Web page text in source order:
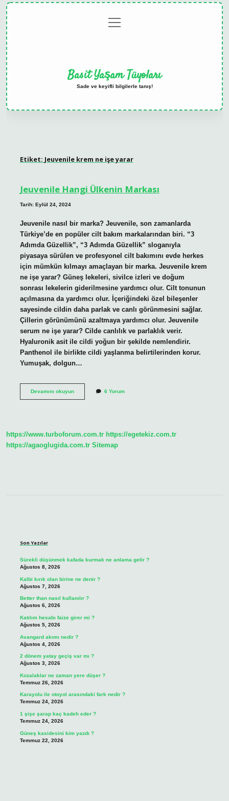
menüyü
aç
Basit Yaşam Tüyoları
Sade ve keyifli bilgilerle tanış!
Etiket: Jeuvenile krem ne işe yarar
Jeuvenile Hangi Ülkenin Markası
Tarih: Eylül 24, 2024
Jeuvenile nasıl bir marka? Jeuvenile, son zamanlarda
Türkiye’de en popüler cilt bakım markalarından biri. “3
Adımda Güzellik”, “3 Adımda Güzellik” sloganıyla
piyasaya sürülen ve profesyonel cilt bakımını evde herkes
için mümkün kılmayı amaçlayan bir marka. Jeuvenile krem
ne işe yarar? Güneş lekeleri, sivilce izleri ve doğum
sonrası lekelerin giderilmesine yardımcı olur. Cilt tonunun
açılmasına da yardımcı olur. İçeriğindeki özel bileşenler
sayesinde cildin daha parlak ve canlı görünmesini sağlar.
Çillerin görünümünü azaltmaya yardımcı olur. Jeuvenile
serum ne işe yarar? Cilde canlılık ve parlaklık verir.
Hyaluronik asit ile cildi yoğun bir şekilde nemlendirir.
Panthenol ile birlikte cildi yaşlanma belirtilerinden korur.
Yumuşak, dolgun…
Devamını okuyunJeuvenile
6 Yorum
https://www.turboforum.com.tr https://egetekiz.com.tr
https://agaoglugida.com.tr Sitemap
Son Yazılar
Sürekli düşünmek kafada kurmak ne anlama gelir ?
Ağustos 8, 2026
Kalbi kırık olan birine ne denir ?
Ağustos 7, 2026
Better than nasıl kullanılır ?
Ağustos 6, 2026
Katılım hesabı faize girer mi ?
Ağustos 5, 2026
Avangard akımı nedir ?
Ağustos 4, 2026
2 dönem yatay geçiş var mı ?
Ağustos 3, 2026
Kozalaklar ne zaman yere düşer ?
Temmuz 26, 2026
Karayolu ile otoyol arasındaki fark nedir ?
Temmuz 24, 2026
1 şişe şarap kaç kadeh eder ?
Temmuz 24, 2026
Güneş kasidesini kim yazdı ?
Temmuz 22, 2026